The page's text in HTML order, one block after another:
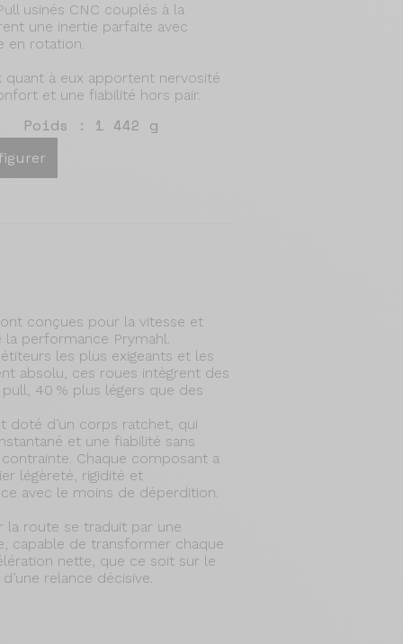
usinés CNC couplés à la
une inertie parfaite avec
en rotation.
quant à eux apportent nervosité
et une fiabilité hors pair.
Poids : 1 442 g
conçues pour la vitesse et
performance Prymahl.
les plus exigeants et les
absolu, ces roues intègrent des
40 % plus légers que des
doté d’un corps ratchet, qui
et une fiabilité sans
Chaque composant a
légèreté, rigidité et
avec le moins de déperdition.
route se traduit par une
capable de transformer chaque
nette, que ce soit sur le
relance décisive.